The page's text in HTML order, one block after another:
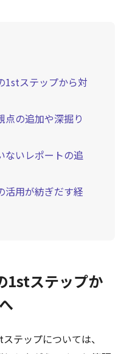
1stステップから対
点の追加や深掘り
ないレポートの追
活用が紡ぎだす経
1stステップか
テップについては、